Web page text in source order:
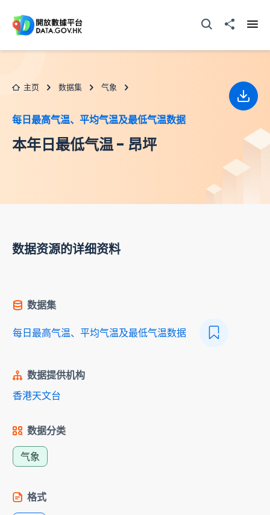
打开搜寻器分享至
主页 数据集 气象
每日最高气温、平均气温及最低气温数据
本年日最低气温 - 昂坪
下载
数据资源的详细资料
数据集
每日最高气温、平均气温及最低气温数据
数据提供机构
香港天文台
数据分类
气象
格式